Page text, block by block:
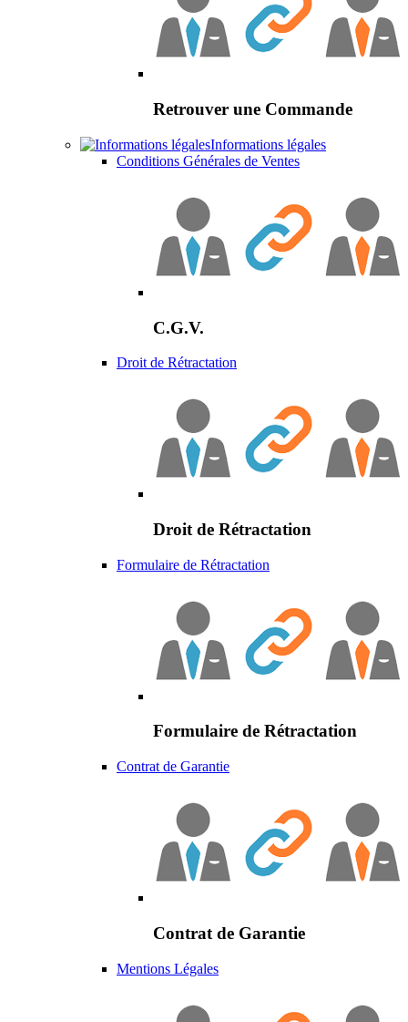
Retrouver une Commande
Informations légales
Conditions Générales de Ventes
C.G.V.
Droit de Rétractation
Droit de Rétractation
Formulaire de Rétractation
Formulaire de Rétractation
Contrat de Garantie
Contrat de Garantie
Mentions Légales